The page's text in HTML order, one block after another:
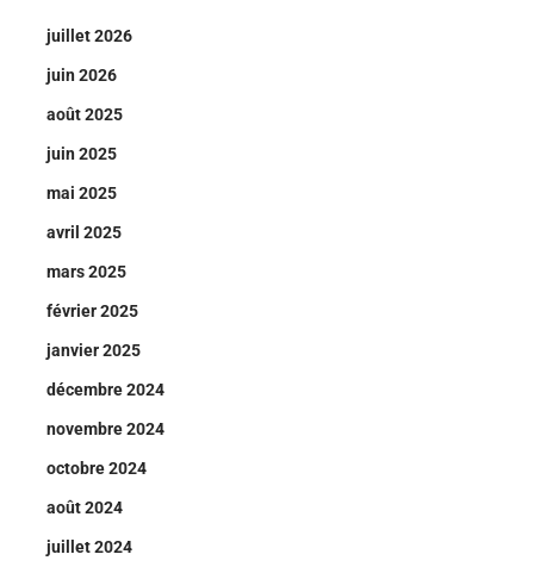
juillet 2026
juin 2026
août 2025
juin 2025
mai 2025
avril 2025
mars 2025
février 2025
janvier 2025
décembre 2024
novembre 2024
octobre 2024
août 2024
juillet 2024